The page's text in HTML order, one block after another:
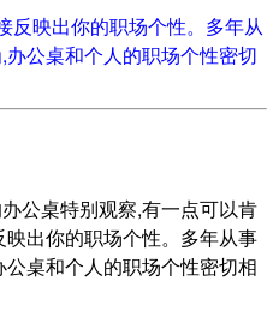
反映出你的职场个性。多年从
公桌和个人的职场个性密切
公桌特别观察,有一点可以肯
出你的职场个性。多年从事
桌和个人的职场个性密切相